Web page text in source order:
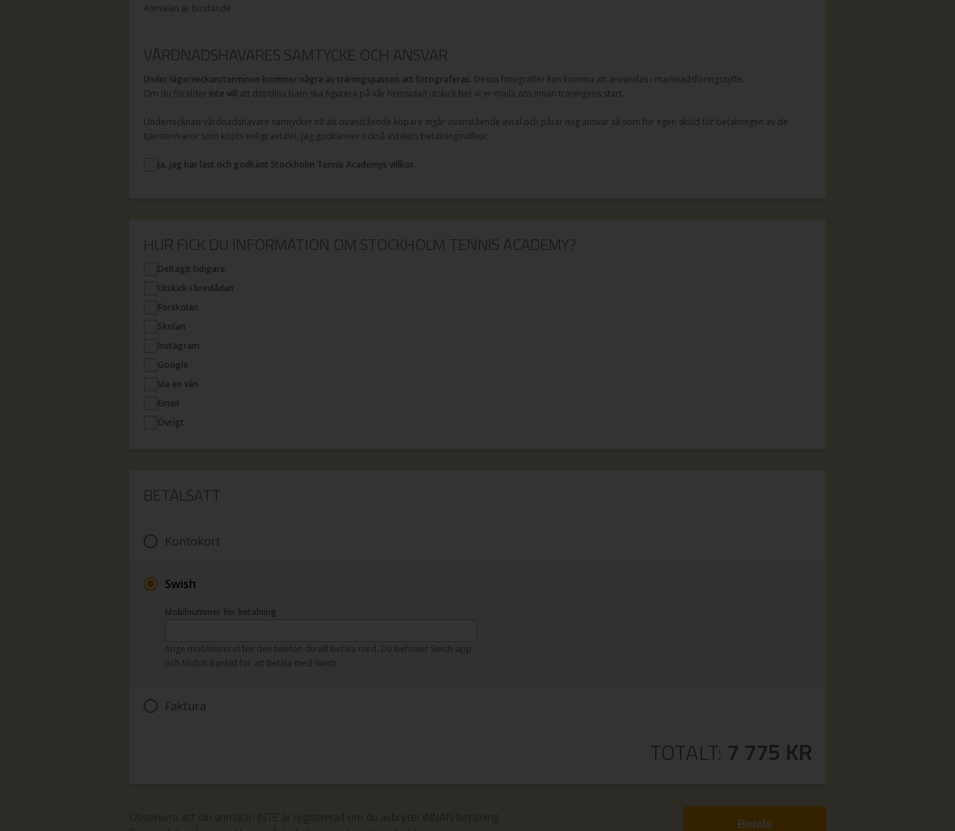
Anmälan är bindande.
VÅRDNADSHAVARES SAMTYCKE OCH ANSVAR
Under lägerveckan/terminen kommer några av träningspassen att fotograferas. Dessa fotografier kan komma att användas i marknadsföringssyfte.
Om du förälder inte vill att ditt/dina barn ska figurera på vår hemsida/i utskick ber vi er maila oss innan träningens start.
Undertecknad vårdnadshavare samtycker till att ovanstående köpare ingår ovanstående avtal och påtar mig ansvar så som för egen skuld för betalningen av de
tjänster/varor som köpts enligt avtalet. Jag godkänner också avtalets betalningsvillkor.
Ja, jag har läst och godkänt Stockholm Tennis Academys villkor.
HUR FICK DU INFORMATION OM STOCKHOLM TENNIS ACADEMY?
Deltagit tidigare
Utskick i brevlådan
Förskolan
Skolan
Instagram
Google
Via en vän
Email
Övrigt
BETALSÄTT
Kontokort
Swish
Mobilnummer för betalning
Ange mobilnumret för den telefon du vill betala med. Du behöver Swish-app
och Mobilt BankId för att betala med Swish.
Faktura
TOTALT: 7 775 KR